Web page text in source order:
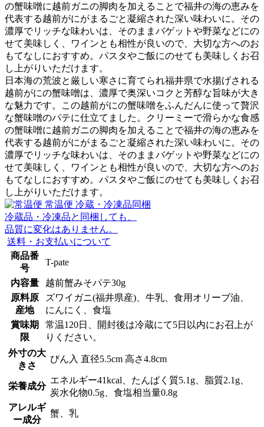
の蟹味噌に越前ガニの脚肉を加えることで福井の海の恵みを
代表する越前がにがまるごと凝縮された深い味わいに。その
濃厚でリッチな味わいは、そのままバゲットや野菜などにの
せて美味しく、ワインとも相性が良いので、大切な方へのお
もてなしにおすすめ。パスタやご飯にのせても美味しくお召
し上がりいただけます。
日本海の荒波と厳しい寒さに育てられ福井県で水揚げされる
越前がにの蟹味噌は、濃厚で奥深いコクと芳醇な旨味が大き
な魅力です。この越前がにの蟹味噌をふんだんに使って贅沢
な蟹味噌のパテに仕立てました。クリーミーで滑らかな食感
の蟹味噌に越前ガニの脚肉を加えることで福井の海の恵みを
代表する越前がにがまるごと凝縮された深い味わいに。その
濃厚でリッチな味わいは、そのままバゲットや野菜などにの
せて美味しく、ワインとも相性が良いので、大切な方へのお
もてなしにおすすめ。パスタやご飯にのせても美味しくお召
し上がりいただけます。
常温便 冷蔵・冷凍品同梱
冷蔵品・冷凍品と同梱しても、
品質に変化はありません。
送料・お支払いについて
商品番
号
T-pate
内容量
越前蟹みそパテ30g
原料原
産地
ズワイガニ(福井県産)、牛乳、食用オリーブ油、
にんにく、食塩
賞味期
限
常温120日、開封後は冷蔵にて5日以内にお召上が
りください。
外寸の大
きさ
びん入 直径5.5cm 高さ4.8cm
栄養成分
エネルギー41kcal、たんぱく質5.1g、脂質2.1g、
炭水化物0.5g、食塩相当量0.8g
アレルギ
ー成分
蟹、乳